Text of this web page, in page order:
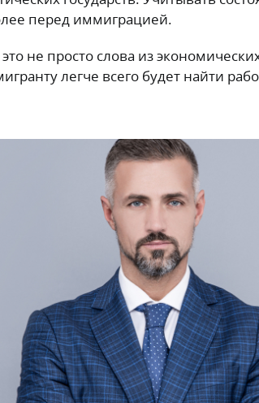
перед иммиграцией.
не просто слова из
легче всего будет найти